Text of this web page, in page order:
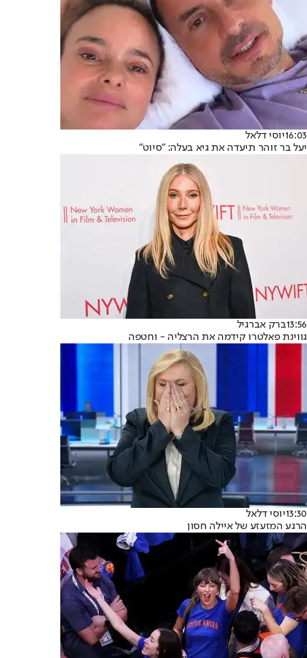
16:03יוסי דלאל
יעל בר זוהר תיעדה את גיא בעלה: "סיוט"
13:56ברק אברגיל
גווינת פאלטרו קידמה את הרצליה - וחטפה
13:30יוסי דלאל
הרגע המזעזע של איילה חסון